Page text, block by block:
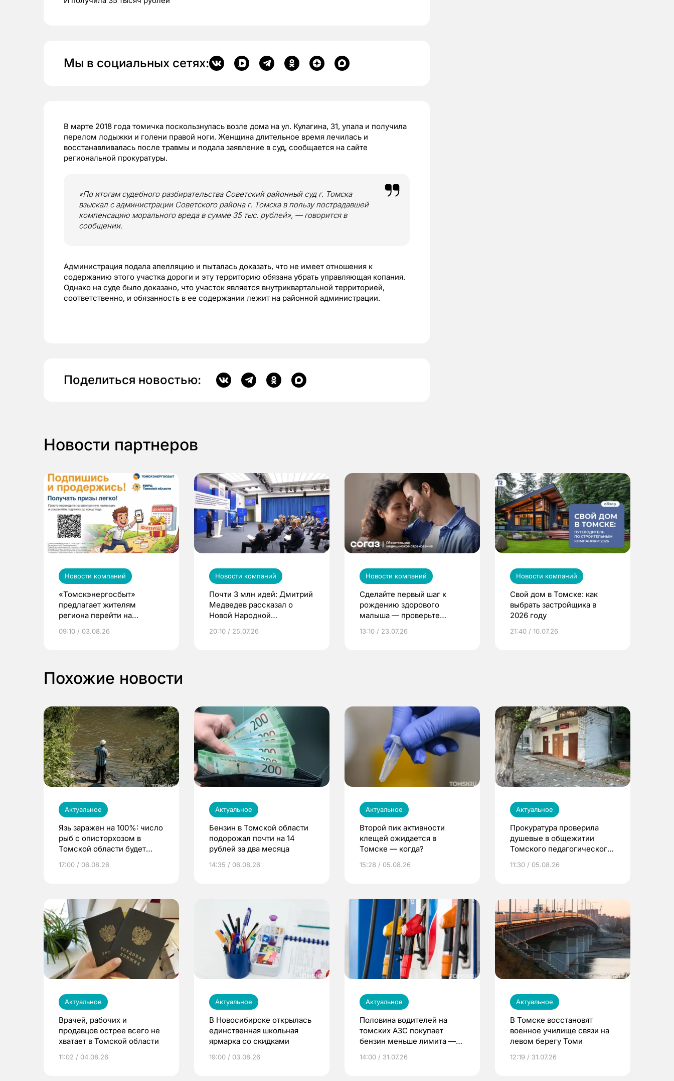
Мы в социальных сетях:
В марте 2018 года томичка поскользнулась возле дома на ул. Кулагина, 31, упала и получила
перелом лодыжки и голени правой ноги. Женщина длительное время лечилась и
восстанавливалась после травмы и подала заявление в суд, сообщается на сайте
региональной прокуратуры.
«По итогам судебного разбирательства Советский районный суд г. Томска
взыскал с администрации Советского района г. Томска в пользу пострадавшей
компенсацию морального вреда в сумме 35 тыс. рублей», — говорится в
сообщении.
Администрация подала апелляцию и пыталась доказать, что не имеет отношения к
содержанию этого участка дороги и эту территорию обязана убрать управляющая копания.
Однако на суде было доказано, что участок является внутриквартальной территорией,
соответственно, и обязанность в ее содержании лежит на районной администрации.
Поделиться новостью:
Новости партнеров
Новости компаний
«Томскэнергосбыт»
предлагает жителям
региона перейти на
выиграть призы
09:10 / 03.08.26
Новости компаний
Почти 3 млн идей: Дмитрий
Медведев рассказал о
Новой Народной
20:10 / 25.07.26
Новости компаний
Сделайте первый шаг к
рождению здорового
малыша — проверьте
по ОМС!
13:10 / 23.07.26
Новости компаний
Свой дом в Томске: как
выбрать застройщика в
2026 году
21:40 / 10.07.26
Похожие новости
Актуальное
Язь заражен на 100%: число
рыб с описторхозом в
Томской области будет
17:00 / 06.08.26
Актуальное
Бензин в Томской области
подорожал почти на 14
рублей за два месяца
14:35 / 06.08.26
Актуальное
Второй пик активности
клещей ожидается в
Томске — когда?
15:28 / 05.08.26
Актуальное
Прокуратура проверила
душевые в общежитии
Томского педагогического
11:30 / 05.08.26
Актуальное
Врачей, рабочих и
продавцов острее всего не
хватает в Томской области
11:02 / 04.08.26
Актуальное
В Новосибирске открылась
единственная школьная
ярмарка со скидками
19:00 / 03.08.26
Актуальное
Половина водителей на
томских АЗС покупает
бензин меньше лимита —
14:00 / 31.07.26
Актуальное
В Томске восстановят
военное училище связи на
левом берегу Томи
12:19 / 31.07.26